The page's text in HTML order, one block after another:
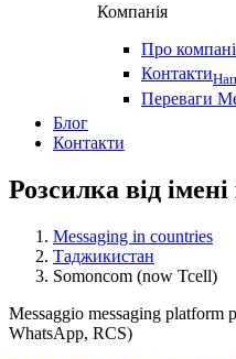
Компанія
Про
Контакти
Переваги
Блог
Контакти
Розсилка від
Messaging in countries
Таджикистан
Somoncom (now Tcell)
Messaggio messaging platform
WhatsApp, RCS)